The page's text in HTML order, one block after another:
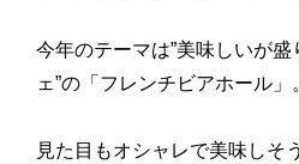
今年のテーマは”美味しいが
ェ”の「フレンチビアホール」
見た目もオシャレで美味しそ